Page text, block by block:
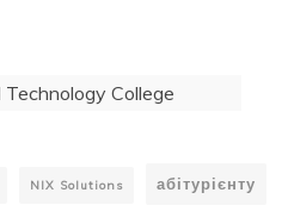
College
NIX Solutions абітурієнту